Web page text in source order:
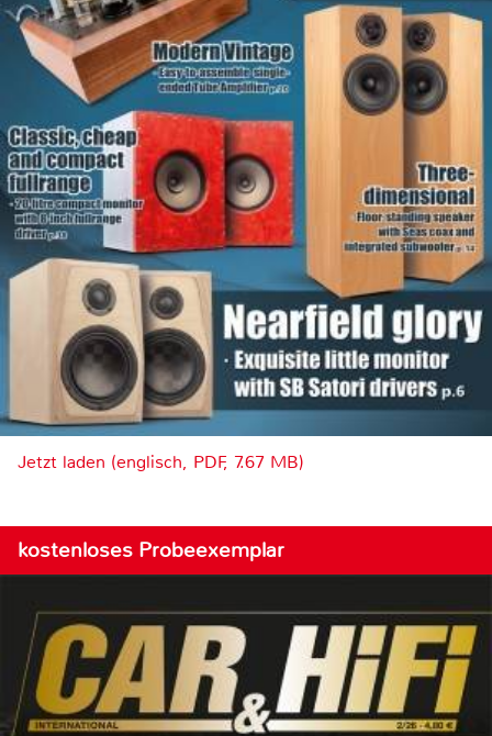
Jetzt laden (englisch, PDF, 7.67 MB)
kostenloses Probeexemplar